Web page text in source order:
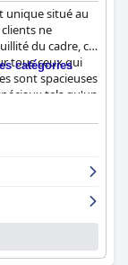
unique situé au
ne
du cadre, ce
tous ceux qui
sont spacieuses
tels qu'un
décrit comme
pour
inoubliable.
piscines
ultime.
pour une
Bien qu'il soit
ce qui en
du Sud.
catégories